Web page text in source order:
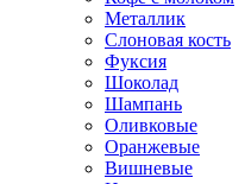
Металлик
Слоновая кость
Фуксия
Шоколад
Шампань
Оливковые
Оранжевые
Вишневые